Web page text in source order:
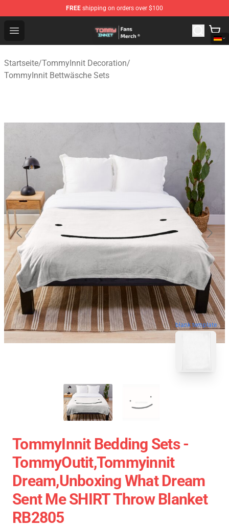
FREE shipping on orders over $100
Open menu
TommyInnit Store - Official TommyInnit Merchandise
Startseite/TommyInnit Decoration/
TommyInnit Bettwäsche Sets
blank template
TommyInnit Bedding Sets -
TommyOutit,Tommyinnit
Dream,Unboxing What Dream
Sent Me SHIRT Throw Blanket
RB2805